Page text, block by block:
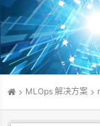
MLOps 解决方案